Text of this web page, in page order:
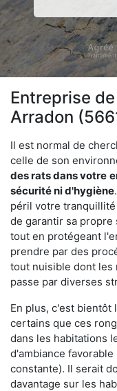
Entreprise
Arradon
Il est normal de
celle de son
des rats dans votre
sécurité ni d'hygiène
péril votre
de garantir sa propre
tout en protégeant
prendre par des
tout nuisible dont les
passe par diverses
En plus, c'est bientôt
certains que ces
dans les habitations
d'ambiance
constante). Il serait
davantage sur les